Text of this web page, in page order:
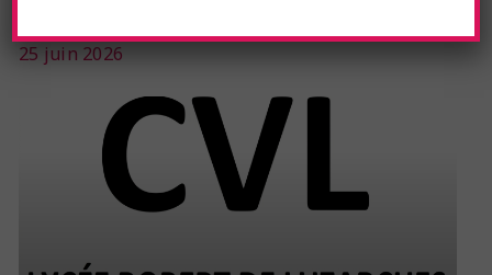
25 juin 2026